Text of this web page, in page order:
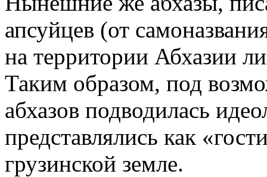
апсуйцев (от
на территории Абхазии
Таким образом, под
абхазов подводилась
представлялись как
грузинской земле.